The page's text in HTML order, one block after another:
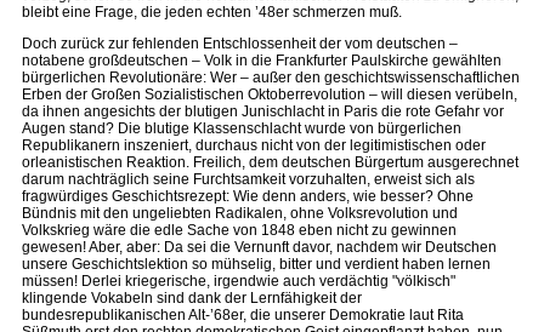
bleibt eine Frage, die jeden echten ’48er schmerzen muß.
Doch zurück zur fehlenden Entschlossenheit der vom deutschen –
notabene großdeutschen – Volk in die Frankfurter Paulskirche gewählten
bürgerlichen Revolutionäre: Wer – außer den geschichtswissenschaftlichen
Erben der Großen Sozialistischen Oktoberrevolution – will diesen verübeln,
da ihnen angesichts der blutigen Junischlacht in Paris die rote Gefahr vor
Augen stand? Die blutige Klassenschlacht wurde von bürgerlichen
Republikanern inszeniert, durchaus nicht von der legitimistischen oder
orleanistischen Reaktion. Freilich, dem deutschen Bürgertum ausgerechnet
darum nachträglich seine Furchtsamkeit vorzuhalten, erweist sich als
fragwürdiges Geschichtsrezept: Wie denn anders, wie besser? Ohne
Bündnis mit den ungeliebten Radikalen, ohne Volksrevolution und
Volkskrieg wäre die edle Sache von 1848 eben nicht zu gewinnen
gewesen! Aber, aber: Da sei die Vernunft davor, nachdem wir Deutschen
unsere Geschichtslektion so mühselig, bitter und verdient haben lernen
müssen! Derlei kriegerische, irgendwie auch verdächtig "völkisch"
klingende Vokabeln sind dank der Lernfähigkeit der
bundesrepublikanischen Alt-’68er, die unserer Demokratie laut Rita